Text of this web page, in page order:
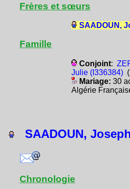
Frères et sœurs
SAADOUN,
Famille
Conjoint:
Julie (I336384)
Mariage: 30
Algérie
SAADOUN,
Chronologie